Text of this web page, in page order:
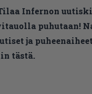
Infernon
puhutaan!
ja
tästä.